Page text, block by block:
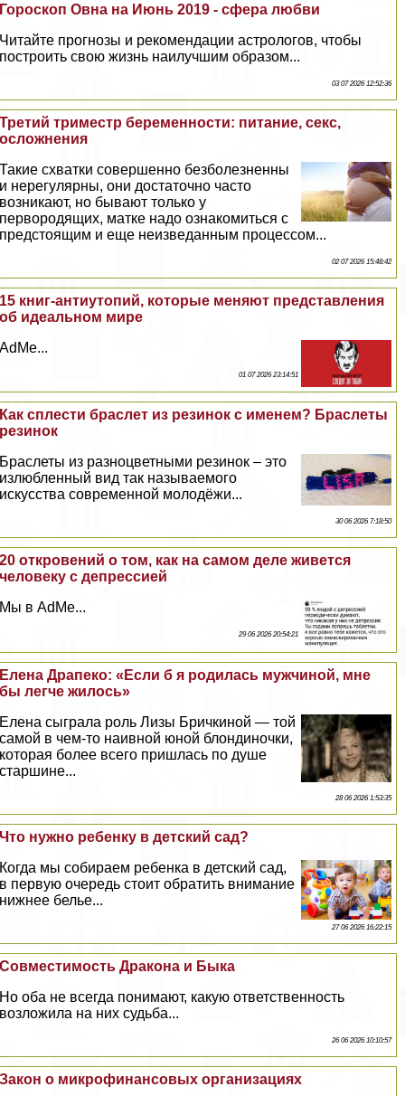
Гороскоп Овна на Июнь 2019 - сфера любви
Читайте прогнозы и рекомендации астрологов, чтобы
построить свою жизнь наилучшим образом...
03 07 2026 12:52:36
Третий триместр беременности: питание, ceкc,
осложнения
Такие схватки совершенно безболезненны
и нерегулярны, они достаточно часто
возникают, но бывают только у
первородящих, матке надо ознакомиться с
предстоящим и еще неизведанным процессом...
02 07 2026 15:48:42
15 книг-антиутопий, которые меняют представления
об идеальном мире
AdMe...
01 07 2026 23:14:51
Как сплести браслет из резинок с именем? Браслеты
резинок
Браслеты из разноцветными резинок – это
излюбленный вид так называемого
искусства современной молодёжи...
30 06 2026 7:18:50
20 откровений о том, как на самом деле живется
человеку с депрессией
Мы в AdMe...
29 06 2026 20:54:21
Елена Драпеко: «Если б я родилась мужчиной, мне
бы легче жилось»
Елена сыграла роль Лизы Бричкиной — той
самой в чем-то наивной юной блондиночки,
которая более всего пришлась по душе
старшине...
28 06 2026 1:53:35
Что нужно ребенку в детский сад?
Когда мы собираем ребенка в детский сад,
в первую очередь стоит обратить внимание
нижнее белье...
27 06 2026 16:22:15
Совместимость Дpaкона и Быка
Но оба не всегда понимают, какую ответственность
возложила на них судьба...
26 06 2026 10:10:57
Закон о микрофинансовых организациях